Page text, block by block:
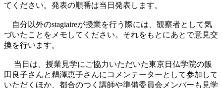
てください。発表の順番は当日発表します。
自分以外のstagiaireが授業を行う際には、観察者として気
づいたことをメモしてください。それをもとにあとで意見交
換を行います。
当日は、授業見学にご協力いただいた東京日仏学院の飯
田良子さんと鵜澤恵子さんにコメンテーターとして参加して
いただくほか、都合のつく講師や準備委員会メンバーも見学